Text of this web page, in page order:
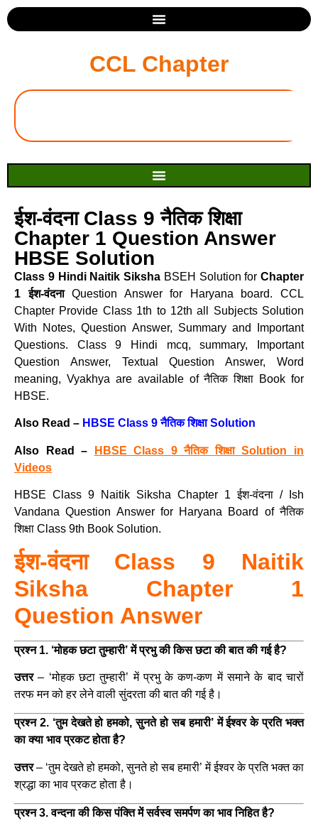
CCL Chapter
ईश-वंदना Class 9 नैतिक शिक्षा
Chapter 1 Question Answer
HBSE Solution
Class 9 Hindi Naitik Siksha BSEH Solution for Chapter
1 ईश-वंदनाQuestion Answer for Haryana board. CCL
Chapter Provide Class 1th to 12th all Subjects Solution
With Notes, Question Answer, Summary and Important
Questions. Class 9 Hindi mcq, summary, Important
Question Answer, Textual Question Answer, Word
meaning, Vyakhya are available of नैतिक शिक्षा Book for
HBSE.
Also Read – HBSE Class 9 नैतिक शिक्षा Solution
Also Read –
HBSE Class 9 नैतिक शिक्षा Solution in
Videos
HBSE Class 9 Naitik Siksha Chapter 1 ईश-वंदना / Ish
Vandana Question Answer for Haryana Board of नैतिक
शिक्षा Class 9th Book Solution.
ईश-वंदना Class 9 Naitik
Siksha Chapter 1
Question Answer
प्रश्न 1. ‘मोहक छटा तुम्हारी’ में प्रभु की किस छटा की बात की गई है?
उत्तर– ‘मोहक छटा तुम्हारी’ में प्रभु के कण-कण में समाने के बाद चारों
तरफ मन को हर लेने वाली सुंदरता की बात की गई है।
प्रश्न 2. ‘तुम देखते हो हमको, सुनते हो सब हमारी’ में ईश्वर के प्रति भक्त
का क्या भाव प्रकट होता है?
उत्तर– ‘तुम देखते हो हमको, सुनते हो सब हमारी’ में ईश्वर के प्रति भक्त का
श्रद्धा का भाव प्रकट होता है।
प्रश्न 3. वन्दना की किस पंक्ति में सर्वस्व समर्पण का भाव निहित है?